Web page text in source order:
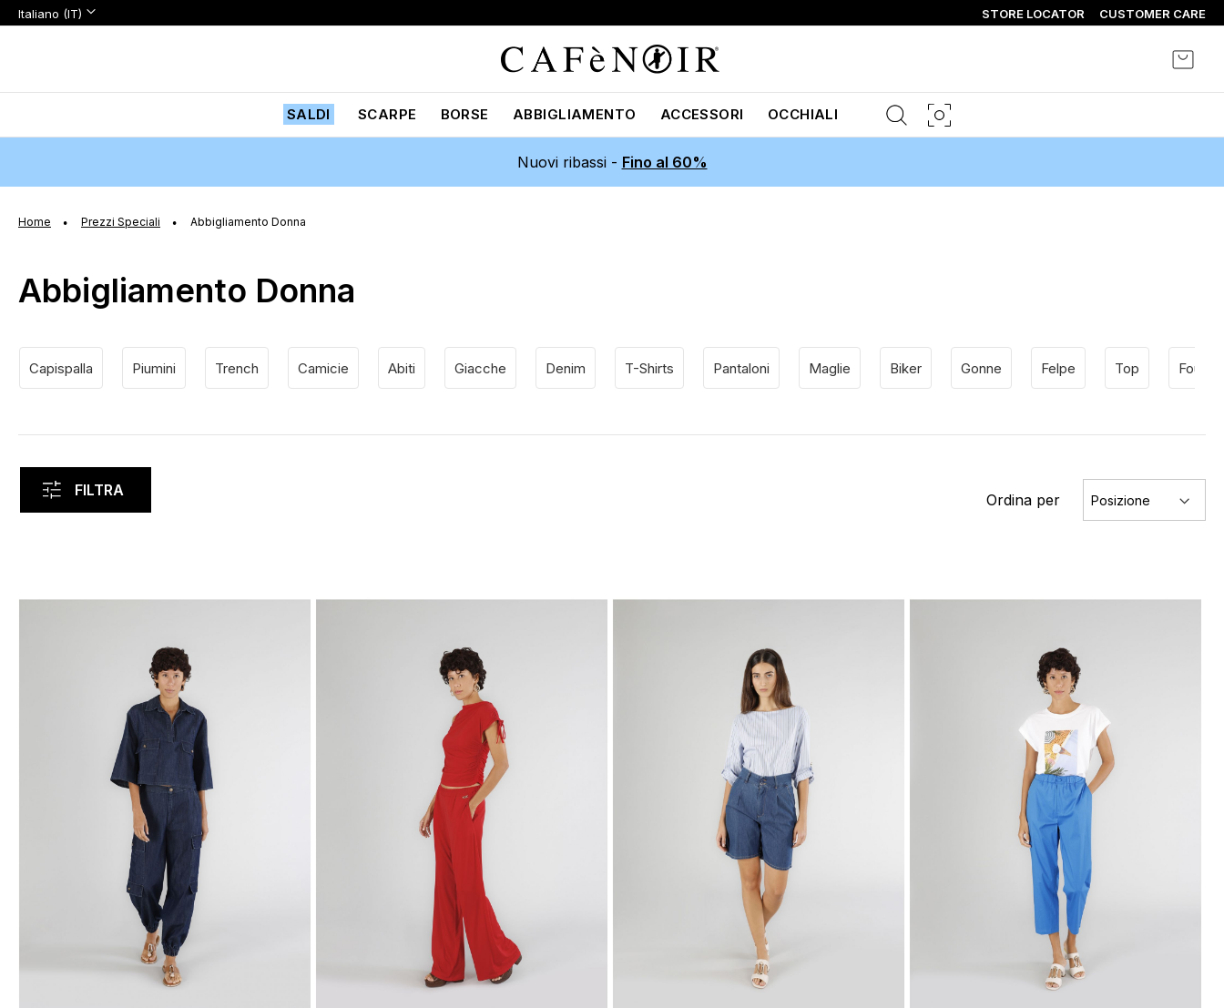
Lingua
Lingua:
Italiano (IT) STORE LOCATOR CUSTOMER CARE
SALDI SCARPE BORSE ABBIGLIAMENTO ACCESSORI OCCHIALI
Nuovi ribassi - Fino al 60%
Home Prezzi Speciali Abbigliamento Donna
Abbigliamento Donna
Capispalla Piumini Trench Camicie Abiti Giacche Denim T-Shirts Pantaloni Maglie Biker Gonne Felpe Top
FILTRA
Ordina per